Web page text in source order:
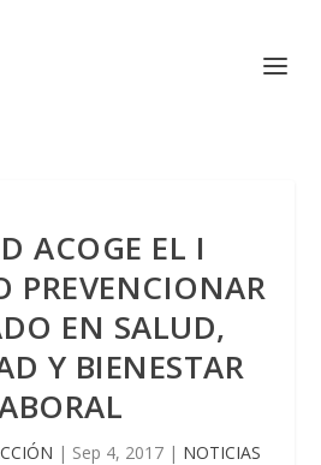
ACOGE EL I
PREVENCIONAR
EN SALUD,
Y BIENESTAR
| Sep 4, 2017| NOTICIAS